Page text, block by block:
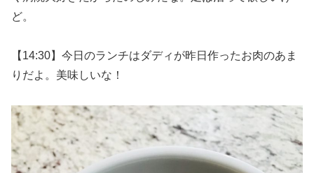
ど。
【14:30】今日のランチはダディが昨日作ったお肉のあま
りだよ。美味しいな！